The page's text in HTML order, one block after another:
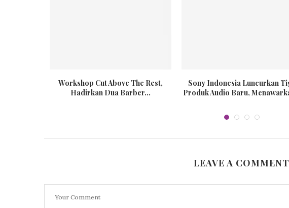
Workshop Cut Above The Rest,
Hadirkan Dua Barber...
Sony Indonesia Luncurkan
Produk Audio Baru,
LEAVE A COMMENT